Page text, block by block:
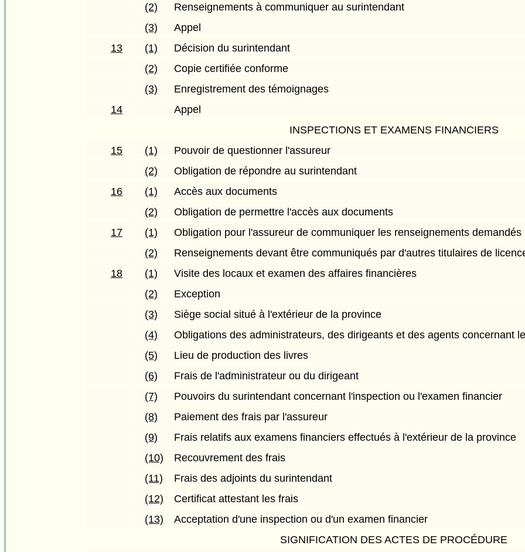
(2)
Renseignements à communiquer au surintendant
(3)
Appel
13
(1)
Décision du surintendant
(2)
Copie certifiée conforme
(3)
Enregistrement des témoignages
14
Appel
INSPECTIONS ET EXAMENS FINANCIERS
15
(1)
Pouvoir de questionner l'assureur
(2)
Obligation de répondre au surintendant
16
(1)
Accès aux documents
(2)
Obligation de permettre l'accès aux documents
17
(1)
Obligation pour l'assureur de communiquer les renseignements demandés
(2)
Renseignements devant être communiqués par d'autres titulaires de
18
(1)
Visite des locaux et examen des affaires financières
(2)
Exception
(3)
Siège social situé à l'extérieur de la province
(4)
Obligations des administrateurs, des dirigeants et des agents concernant
(5)
Lieu de production des livres
(6)
Frais de l'administrateur ou du dirigeant
(7)
Pouvoirs du surintendant concernant l'inspection ou l'examen financier
(8)
Paiement des frais par l'assureur
(9)
Frais relatifs aux examens financiers effectués à l'extérieur de la province
(10)
Recouvrement des frais
(11)
Frais des adjoints du surintendant
(12)
Certificat attestant les frais
(13)
Acceptation d'une inspection ou d'un examen financier
SIGNIFICATION DES ACTES DE PROCÉDURE